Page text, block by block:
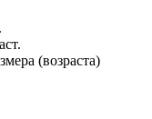
(возраста)